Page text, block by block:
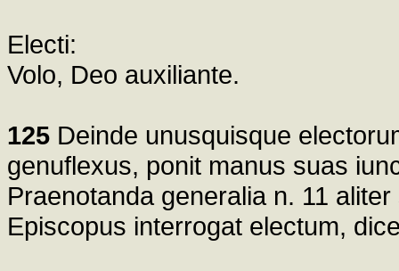
Electi:
Volo, Deo auxiliante.
125 Deinde unusquisque
genuflexus, ponit manus suas
Praenotanda generalia n. 11
Episcopus interrogat electum,